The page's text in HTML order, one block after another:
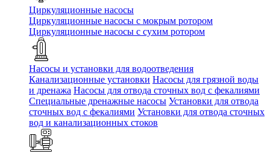
Циркуляционные насосы
Циркуляционные насосы с мокрым ротором
Циркуляционные насосы с сухим ротором
Насосы и установки для водоотведения
Канализационные установки Насосы для грязной воды
и дренажа Насосы для отвода сточных вод c фекалиями
Специальные дренажные насосы Установки для отвода
сточных вод c фекалиями Установки для отвода сточных
вод и канализационных стоков